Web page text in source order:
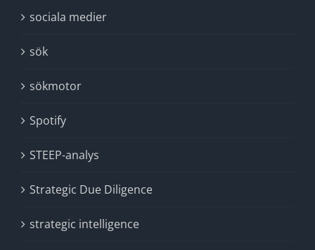
sociala medier
sök
sökmotor
Spotify
STEEP-analys
Strategic Due Diligence
strategic intelligence